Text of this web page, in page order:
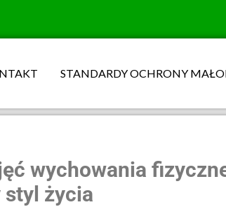
STANDARDY OCHRONY
wychowania
styl życia